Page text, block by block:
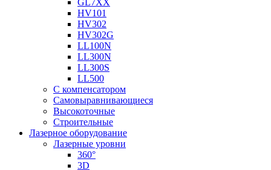
HV101
HV302
HV302G
LL100N
LL300N
LL300S
LL500
С компенсатором
Самовыравнивающиеся
Высокоточные
Строительные
Лазерное оборудование
Лазерные уровни
360°
3D